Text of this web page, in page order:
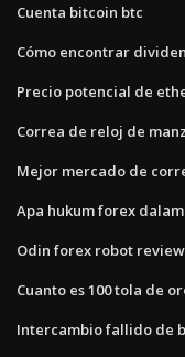
Cuenta bitcoin btc
Cómo encontrar
Precio potencial de
Correa de reloj de
Mejor mercado de
Apa hukum forex
Odin forex robot review
Cuanto es 100 tola de
Intercambio fallido de